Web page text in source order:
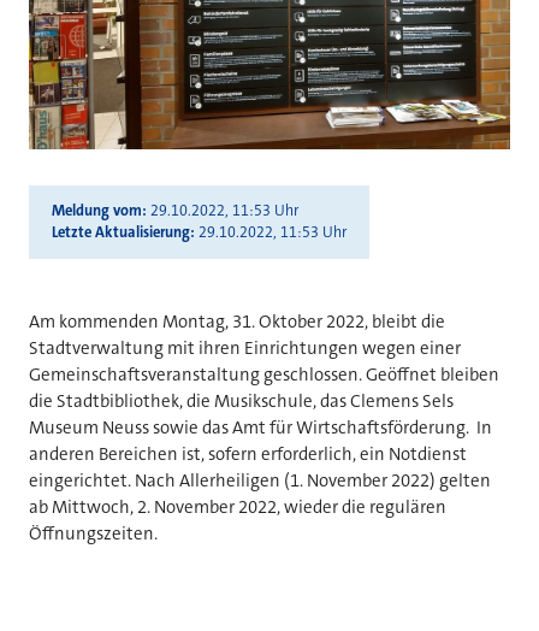
Meldung vom 29.10.2022, 11:53 Uhr
Letzte Aktualisierung 29.10.2022, 11:53 Uhr
Am kommenden Montag, 31. Oktober 2022, bleibt die
Stadtverwaltung mit ihren Einrichtungen wegen einer
Gemeinschaftsveranstaltung geschlossen. Geöffnet bleiben
die Stadtbibliothek, die Musikschule, das Clemens Sels
Museum Neuss sowie das Amt für Wirtschaftsförderung. In
anderen Bereichen ist, sofern erforderlich, ein Notdienst
eingerichtet. Nach Allerheiligen (1. November 2022) gelten
ab Mittwoch, 2. November 2022, wieder die regulären
Öffnungszeiten.